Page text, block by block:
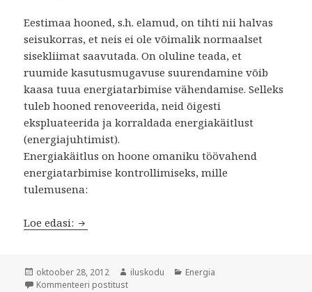
Eestimaa hooned, s.h. elamud, on tihti nii halvas
seisukorras, et neis ei ole võimalik normaalset
sisekliimat saavutada. On oluline teada, et
ruumide kasutusmugavuse suurendamine võib
kaasa tuua energiatarbimise vähendamise. Selleks
tuleb hooned renoveerida, neid õigesti
ekspluateerida ja korraldada energiakäitlust
(energiajuhtimist).
Energiakäitlus on hoone omaniku töövahend
energiatarbimise kontrollimiseks, mille
tulemusena:
Loe edasi: Energiakäitlus (energiajuhtimine) kodus
Postitatud
oktoober 28, 2012 Autor
iluskodu Rubriigid
Energia
Kommenteeri postitustEnergiakäitlus (energiajuhtimine) kodus ning